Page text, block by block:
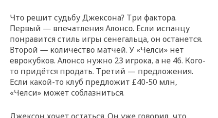
Что решит судьбу Джексона? Три фактора.
Первый — впечатления Алонсо. Если испанцу
понравится стиль игры сенегальца, он останется.
Второй — количество матчей. У «Челси» нет
еврокубков. Алонсо нужно 23 игрока, а не 46. Кого-
то придётся продать. Третий — предложения.
Если какой-то клуб предложит £40-50 млн,
«Челси» может соблазниться.
Джексон хочет остаться. Он уже говорил, что